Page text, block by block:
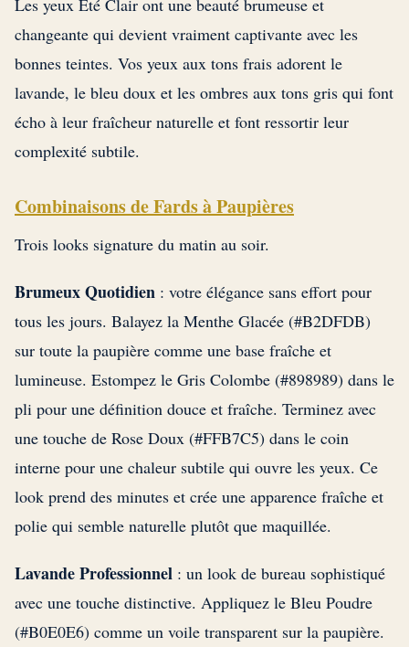
Les yeux Été Clair ont une beauté brumeuse et
changeante qui devient vraiment captivante avec les
bonnes teintes. Vos yeux aux tons frais adorent le
lavande, le bleu doux et les ombres aux tons gris qui font
écho à leur fraîcheur naturelle et font ressortir leur
complexité subtile.
Combinaisons de Fards à Paupières
Trois looks signature du matin au soir.
Brumeux Quotidien : votre élégance sans effort pour
tous les jours. Balayez la Menthe Glacée (#B2DFDB)
sur toute la paupière comme une base fraîche et
lumineuse. Estompez le Gris Colombe (#898989) dans le
pli pour une définition douce et fraîche. Terminez avec
une touche de Rose Doux (#FFB7C5) dans le coin
interne pour une chaleur subtile qui ouvre les yeux. Ce
look prend des minutes et crée une apparence fraîche et
polie qui semble naturelle plutôt que maquillée.
Lavande Professionnel : un look de bureau sophistiqué
avec une touche distinctive. Appliquez le Bleu Poudre
(#B0E0E6) comme un voile transparent sur la paupière.